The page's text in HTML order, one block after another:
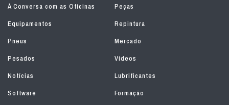
À Conversa com as Oficinas
Peças
Equipamentos
Repintura
Pneus
Mercado
Pesados
Vídeos
Notícias
Lubrificantes
Software
Formação